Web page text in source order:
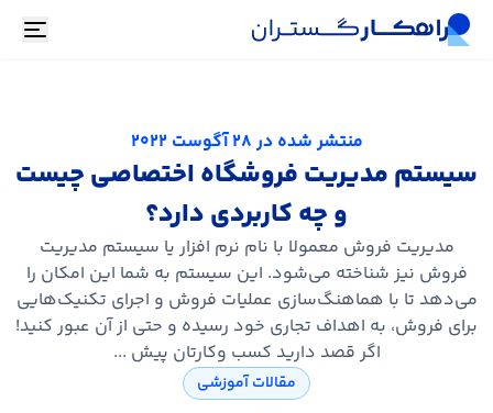
منتشر شده در28 آگوست 2022
سیستم مدیریت فروشگاه اختصاصی چیست
و چه کاربردی دارد؟
مدیریت فروش معمولا با نام نرم افزار یا سیستم مدیریت
فروش نیز شناخته می‌شود. این سیستم به شما این امکان را
می‌دهد تا با هماهنگ‌سازی عملیات فروش و اجرای تکنیک‌هایی
برای فروش، به اهداف تجاری خود رسیده و حتی از آن عبور کنید!
اگر قصد دارید کسب وکارتان پیش ...
مقالات آموزشی